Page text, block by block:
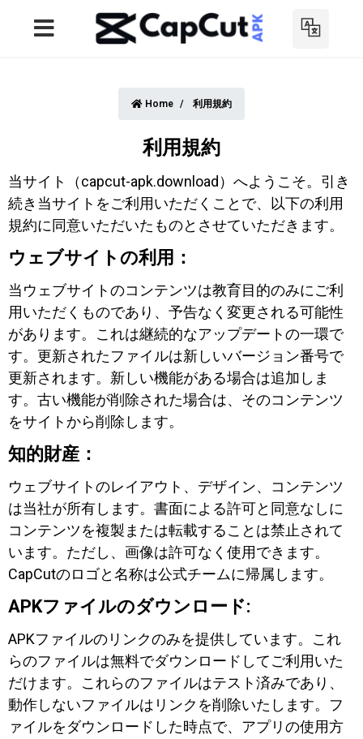
Home 利用規約
利用規約
当サイト（capcut-apk.download）へようこそ。引き
続き当サイトをご利用いただくことで、以下の利用
規約に同意いただいたものとさせていただきます。
ウェブサイトの利用：
当ウェブサイトのコンテンツは教育目的のみにご利
用いただくものであり、予告なく変更される可能性
があります。これは継続的なアップデートの一環で
す。更新されたファイルは新しいバージョン番号で
更新されます。新しい機能がある場合は追加しま
す。古い機能が削除された場合は、そのコンテンツ
をサイトから削除します。
知的財産：
ウェブサイトのレイアウト、デザイン、コンテンツ
は当社が所有します。書面による許可と同意なしに
コンテンツを複製または転載することは禁止されて
います。ただし、画像は許可なく使用できます。
CapCutのロゴと名称は公式チームに帰属します。
APKファイルのダウンロード:
APKファイルのリンクのみを提供しています。これ
らのファイルは無料でダウンロードしてご利用いた
だけます。これらのファイルはテスト済みであり、
動作しないファイルはリンクを削除いたします。フ
ァイルをダウンロードした時点で、アプリの使用方